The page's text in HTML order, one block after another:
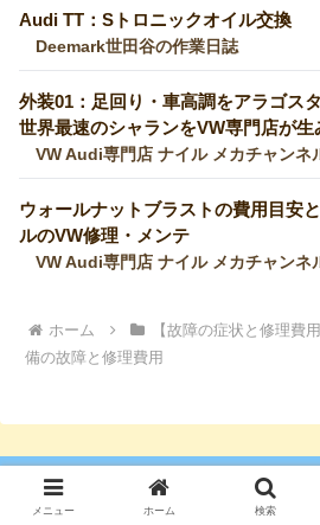
Audi TT：Sトロニックオイル交換
Deemark世田谷の作業日誌
外装01：足回り・車高調をアラゴス
世界最速のシャランをVW専門店が生
す！
VW Audi専門店 ナイル メカチャンネ
ウォールナットブラストの費用目安
ルのVW修理・メンテ
VW Audi専門店 ナイル メカチャンネ
ホーム 【故障の症状と修理費用
備の故障と修理費用
Golf 5
Variant
メニュー ホーム 検索